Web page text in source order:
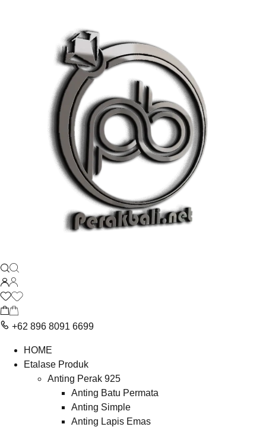
+62 896 8091 6699
HOME
Etalase Produk
Anting Perak 925
Anting Batu Permata
Anting Simple
Anting Lapis Emas